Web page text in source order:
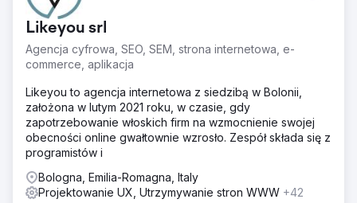
Likeyou srl
Agencja cyfrowa, SEO, SEM, strona internetowa, e-
commerce, aplikacja
Likeyou to agencja internetowa z siedzibą w Bolonii,
założona w lutym 2021 roku, w czasie, gdy
zapotrzebowanie włoskich firm na wzmocnienie swojej
obecności online gwałtownie wzrosło. Zespół składa się z
programistów i
Bologna, Emilia-Romagna, Italy
Projektowanie UX, Utrzymywanie stron WWW +42